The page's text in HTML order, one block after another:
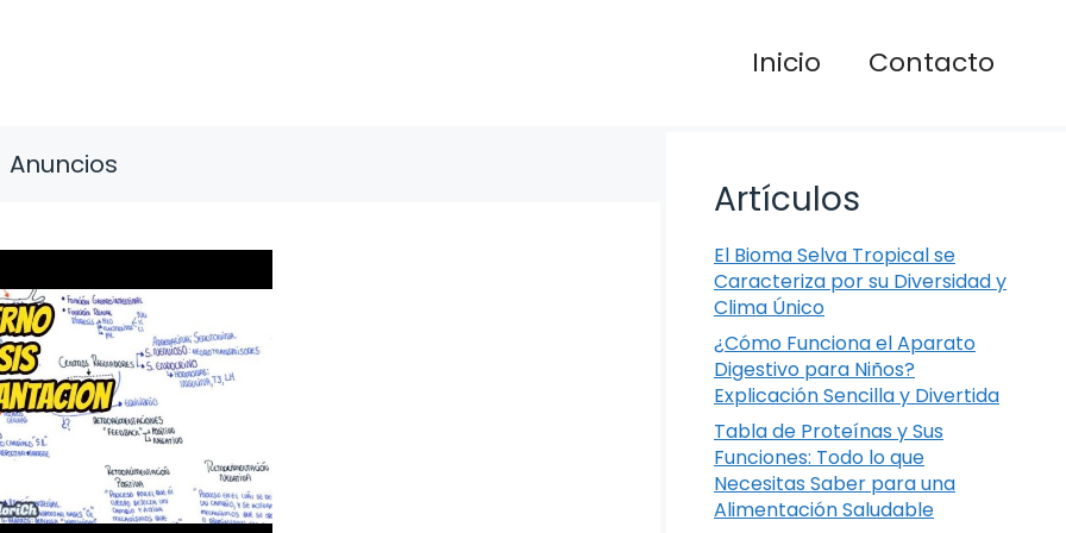
Inicio Contacto
Anuncios
Artículos
El Bioma Selva Tropical se
Caracteriza por su Diversidad y
Clima Único
¿Cómo Funciona el Aparato
Digestivo para Niños?
Explicación Sencilla y Divertida
Tabla de Proteínas y Sus
Funciones: Todo lo que
Necesitas Saber para una
Alimentación Saludable